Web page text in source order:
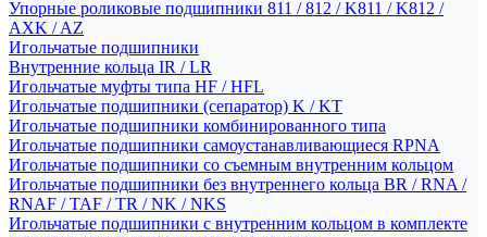
Упорные роликовые подшипники 811 / 812 / K811 / K812 /
AXK / AZ
Игольчатые подшипники
Внутренние кольца IR / LR
Игольчатые муфты типа HF / HFL
Игольчатые подшипники (сепаратор) K / KT
Игольчатые подшипники комбинированного типа
Игольчатые подшипники самоустанавливающиеся RPNA
Игольчатые подшипники со съемным внутренним кольцом
Игольчатые подшипники без внутреннего кольца BR / RNA /
RNAF / TAF / TR / NK / NKS
Игольчатые подшипники с внутренним кольцом в комплекте